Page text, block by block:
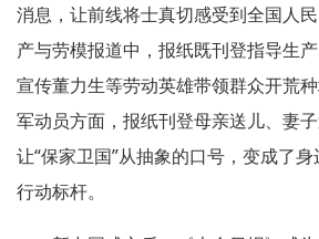
消息，让前线将士真切感受到全国人
产与劳模报道中，报纸既刊登指导生
宣传董力生等劳动英雄带领群众开荒
军动员方面，报纸刊登母亲送儿、妻
让“保家卫国”从抽象的口号，变成了
行动标杆。